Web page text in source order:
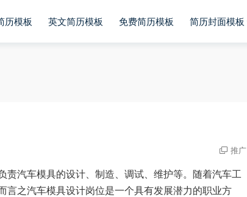
历模板 英文简历模板 免费简历模板 简历封面模板
推广
汽车模具的设计、制造、调试、维护等。随着汽车工
言之汽车模具设计岗位是一个具有发展潜力的职业方